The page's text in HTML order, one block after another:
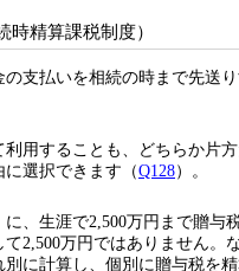
精算課税制度）
支払いを相続の時まで先送
用することも、どちらか片
選択できます（Q128）。
、生涯で2,500万円まで贈与
2,500万円ではありません。
に計算し、個別に贈与税を